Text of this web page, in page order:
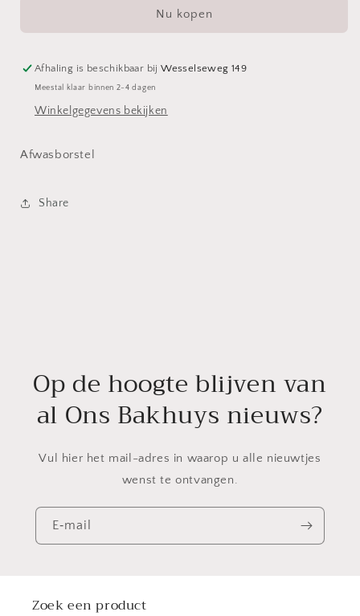
Nu kopen
Afhaling is beschikbaar bijWesselseweg 149
Meestal klaar binnen 2-4 dagen
Winkelgegevens bekijken
Afwasborstel
Share
Op de hoogte blijven van
al Ons Bakhuys nieuws?
Vul hier het mail-adres in waarop u alle nieuwtjes
wenst te ontvangen.
E‑mail
Zoek een product